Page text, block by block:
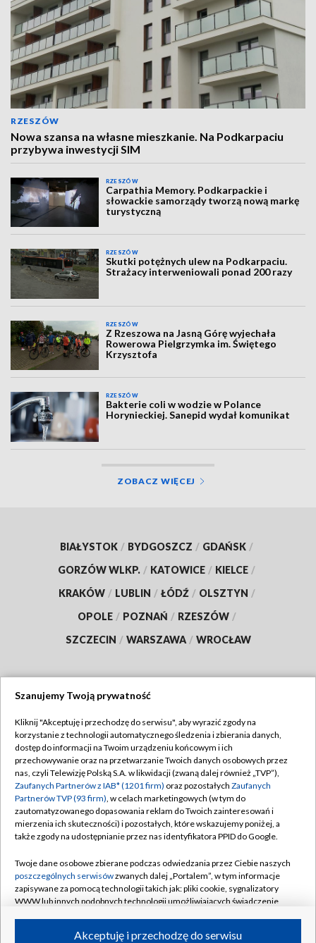
RZESZÓW
Nowa szansa na własne mieszkanie. Na Podkarpaciu
przybywa inwestycji SIM
RZESZÓW
Carpathia Memory. Podkarpackie i
słowackie samorządy tworzą nową markę
turystyczną
RZESZÓW
Skutki potężnych ulew na Podkarpaciu.
Strażacy interweniowali ponad 200 razy
RZESZÓW
Z Rzeszowa na Jasną Górę wyjechała
Rowerowa Pielgrzymka im. Świętego
Krzysztofa
RZESZÓW
Bakterie coli w wodzie w Polance
Horynieckiej. Sanepid wydał komunikat
ZOBACZ WIĘCEJ
BIAŁYSTOK / BYDGOSZCZ / GDAŃSK /
GORZÓW WLKP. / KATOWICE / KIELCE /
KRAKÓW / LUBLIN / ŁÓDŹ / OLSZTYN /
OPOLE / POZNAŃ / RZESZÓW /
SZCZECIN / WARSZAWA / WROCŁAW
TVP
Abonament TVP
Emisja w TVP
Centrum informacji TVP
Naziemna Telewizja Cyfrowa
Rada Programowa
System NOS
Informacje o nadawcy
Regulamin TVP
Polityka prywatności
Moje zgody
Pomoc
Kontakt
Kanały
Szanujemy Twoją prywatność
Kliknij "Akceptuję i przechodzę do serwisu", aby wyrazić zgody na
korzystanie z technologii automatycznego śledzenia i zbierania danych,
dostęp do informacji na Twoim urządzeniu końcowym i ich
przechowywanie oraz na przetwarzanie Twoich danych osobowych przez
nas, czyli Telewizję Polską S.A. w likwidacji (zwaną dalej również „TVP”),
Zaufanych Partnerów z IAB* (1201 firm) oraz pozostałych Zaufanych
Partnerów TVP (93 firm), w celach marketingowych (w tym do
zautomatyzowanego dopasowania reklam do Twoich zainteresowań i
mierzenia ich skuteczności) i pozostałych, które wskazujemy poniżej, a
także zgody na udostępnianie przez nas identyfikatora PPID do Google.
Twoje dane osobowe zbierane podczas odwiedzania przez Ciebie naszych
poszczególnych serwisówzwanych dalej „Portalem”, w tym informacje
zapisywane za pomocą technologii takich jak: pliki cookie, sygnalizatory
WWW lub innych podobnych technologii umożliwiających świadczenie
ruchu w Internecie.Akceptuję i przechodzę do serwisu